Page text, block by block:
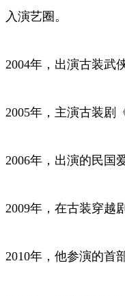
入演艺圈。
2004年，出演古装武
2005年，主演古装剧
2006年，出演的民国
2009年，在古装穿越
2010年，他参演的首